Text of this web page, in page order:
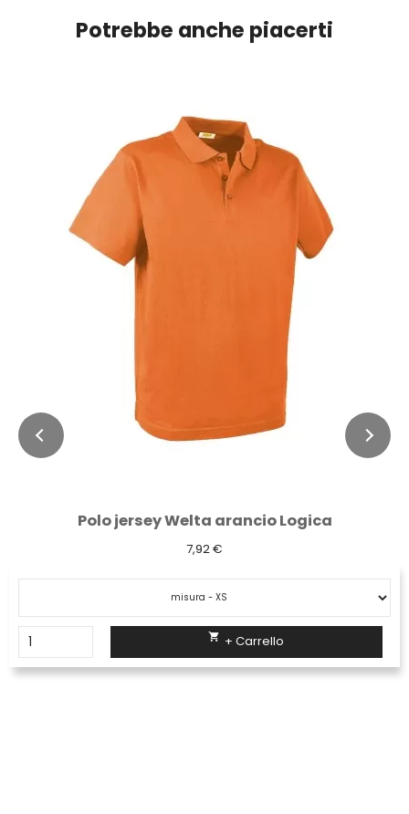
Potrebbe anche piacerti
Polo jersey Welta arancio Logica
7,92 €
 + Carrello